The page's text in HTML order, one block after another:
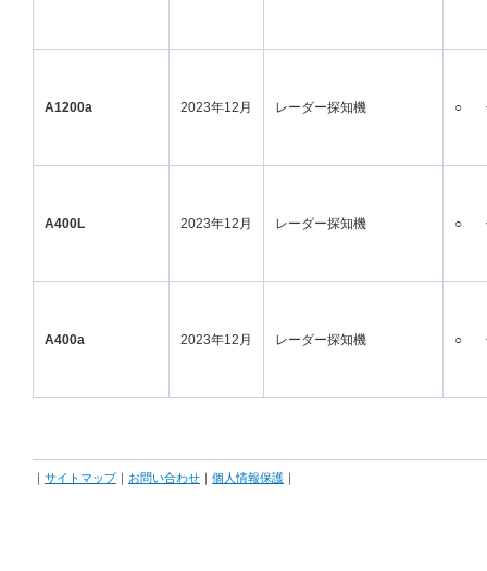
A1200a 2023年12月 レーダー探知機 ○
A400L 2023年12月 レーダー探知機 ○
A400a 2023年12月 レーダー探知機 ○
｜ サイトマップ｜ お問い合わせ ｜ 個人情報保護 ｜